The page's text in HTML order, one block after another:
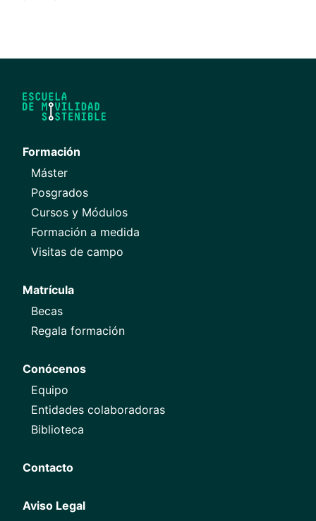
Formación
Máster
Posgrados
Cursos y Módulos
Formación a medida
Visitas de campo
Matrícula
Becas
Regala formación
Conócenos
Equipo
Entidades colaboradoras
Biblioteca
Contacto
Aviso Legal